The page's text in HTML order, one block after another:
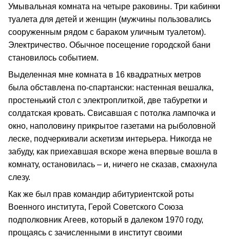
Умывальная комната на четыре раковины. Три кабинки
туалета для детей и женщин (мужчины пользовались
сооруженным рядом с бараком уличным туалетом).
Электричество. Обычное посещение городской бани
становилось событием.
Выделенная мне комната в 16 квадратных метров
была обставлена по-спартански: настенная вешалка,
простенький стол с электроплиткой, две табуретки и
солдатская кровать. Свисавшая с потолка лампочка и
окно, наполовину прикрытое газетами на рыболовной
леске, подчеркивали аскетизм интерьера. Никогда не
забуду, как приехавшая вскоре жена впервые вошла в
комнату, остановилась – и, ничего не сказав, смахнула
слезу.
Как же был прав командир абитуриентской роты
Военного института, Герой Советского Союза
подполковник Агеев, который в далеком 1970 году,
прощаясь с зачисленными в институт своими